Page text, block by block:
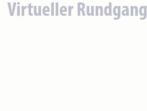
Virtueller Rundgang